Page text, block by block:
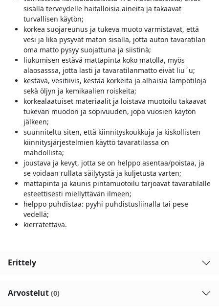
sisällä terveydelle haitalloisia aineita ja takaavat
turvallisen käytön;
korkea suojareunus ja tukeva muoto varmistavat, että
vesi ja lika pysyvät maton sisällä, jotta auton tavaratilan
oma matto pysyy suojattuna ja siistinä;
liukumisen estävä mattapinta koko matolla, myös
alaosasssa, jotta lasti ja tavaratilanmatto eivät liu΄u;
kestävä, vesitiivis, kestää korkeita ja alhaisia lämpötiloja
sekä öljyn ja kemikaalien roiskeita;
korkealaatuiset materiaalit ja loistava muotoilu takaavat
tukevan muodon ja sopivuuden, jopa vuosien käytön
jälkeen;
suunniteltu siten, että kiinnityskoukkuja ja kiskollisten
kiinnitysjärjestelmien käyttö tavaratilassa on
mahdollista;
joustava ja kevyt, jotta se on helppo asentaa/poistaa, ja
se voidaan rullata säilytystä ja kuljetusta varten;
mattapinta ja kaunis pintamuotoilu tarjoavat tavaratilalle
esteettisesti miellyttävän ilmeen;
helppo puhdistaa: pyyhi puhdistusliinalla tai pese
vedellä;
kierrätettävä.
Erittely
Arvostelut (0)